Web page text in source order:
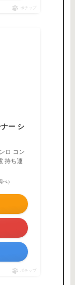
ポチップ
ー シ
ロ コン
持ち運
）
ポチップ